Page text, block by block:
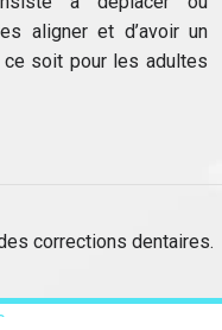
aligner et d’avoir un
ce soit pour les adultes
corrections dentaires.